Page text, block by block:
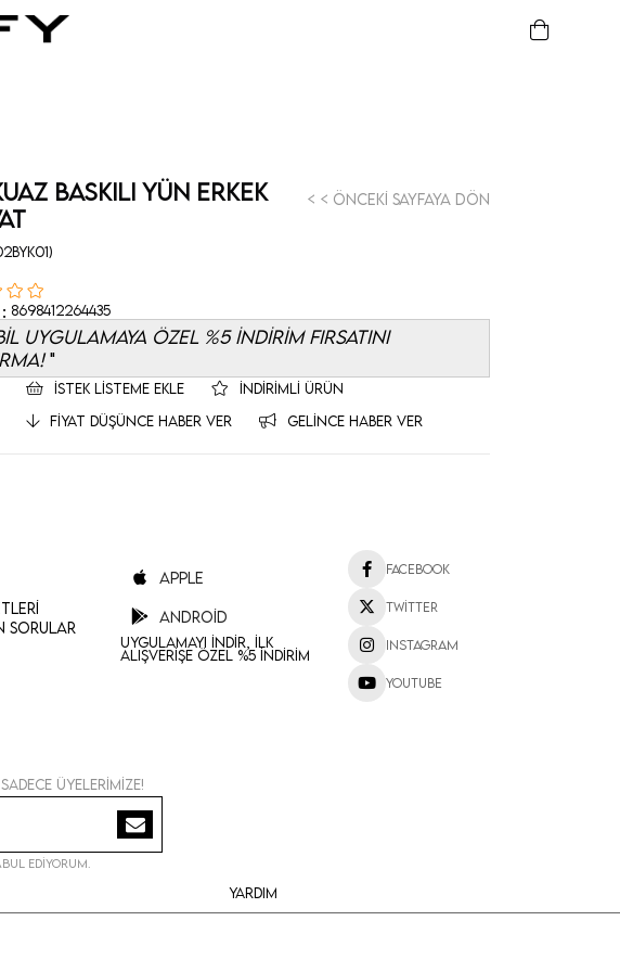
< < Önceki Sayfaya Dön
BASKILI YÜN ERKEK
: 8698412264435
UYGULAMAYA ÖZEL %5 İNDİRİM FIRSATINI
İSTEK LISTEME EKLE
İNDIRIMLI ÜRÜN
FIYAT DÜŞÜNCE HABER VER
GELINCE HABER VER
Sorular
Apple
Android
Uygulamayı İndir, İlk
Alışverişe Özel %5 İndirim
Facebook
Twitter
Instagram
Youtube
üyelerimize!
ediyorum.
Yardım